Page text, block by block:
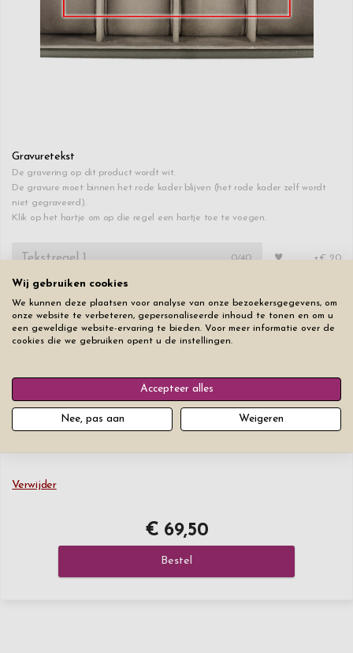
Gravuretekst
De gravering op dit product wordt wit.
De gravure moet binnen het rode kader blijven (het rode kader zelf wordt
niet gegraveerd).
Klik op het hartje om op die regel een hartje toe te voegen.
0/40 ♥ +€ 20
0/40 ♥ +€ 2
0
Lettertype Lettergrootte
Verwijder
€ 69,50
Bestel
Wij gebruiken cookies
We kunnen deze plaatsen voor analyse van onze bezoekersgegevens, om
onze website te verbeteren, gepersonaliseerde inhoud te tonen en om u
een geweldige website-ervaring te bieden. Voor meer informatie over de
cookies die we gebruiken opent u de instellingen.
Accepteer alles
Nee, pas aan Weigeren